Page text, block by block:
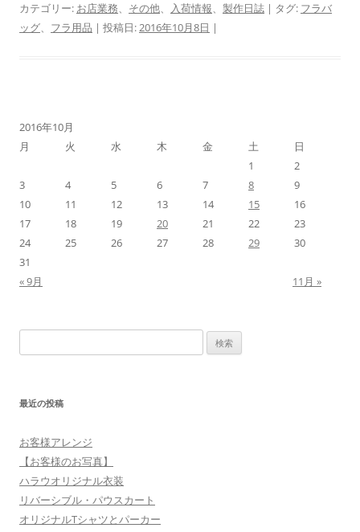
カテゴリー: お店業務、 その他、 入荷情報、 製作日誌 | タグ: フラバ
ッグ、 フラ用品 | 投稿日:2016年10月8日 |
2016年10月
月
火 水 木 金 土
日
1
2
3
4 5 6 7 8
9
10
11 12 13 14 15
16
17
18 19 20 21 22
23
24
25 26 27 28 29
30
31
« 9月
11月 »
索:
最近の投稿
お客様アレンジ
【お客様のお写真】
ハラウオリジナル衣装
リバーシブル・パウスカート
オリジナルTシャツとパーカー